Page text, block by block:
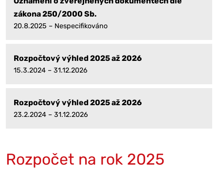
zákona 250/2000 Sb.
20.8.2025 – Nespecifikováno
Rozpočtový výhled 2025 až 2026
15.3.2024 – 31.12.2026
Rozpočtový výhled 2025 až 2026
23.2.2024 – 31.12.2026
Rozpočet na rok 2025